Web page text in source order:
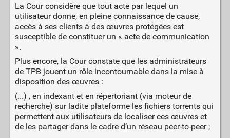
La Cour considère que tout acte par lequel un
utilisateur donne, en pleine connaissance de cause,
accès à ses clients à des œuvres protégées est
susceptible de constituer un « acte de communication
».
Plus encore, la Cour constate que les administrateurs
de TPB jouent un rôle incontournable dans la mise à
disposition des œuvres :
(...) , en indexant et en répertoriant (via moteur de
recherche) sur ladite plateforme les fichiers torrents qui
permettent aux utilisateurs de localiser ces œuvres et
de les partager dans le cadre d’un réseau peer-to-peer ;